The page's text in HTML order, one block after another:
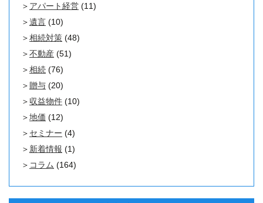
アパート経営 (11)
遺言 (10)
相続対策 (48)
不動産 (51)
相続 (76)
贈与 (20)
収益物件 (10)
地価 (12)
セミナー (4)
新着情報 (1)
コラム (164)